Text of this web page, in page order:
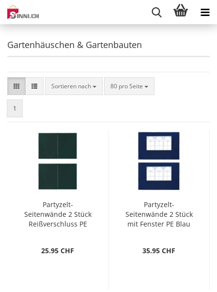
Gartenhäuschen & Gartenbauten
Sortieren nach
Sortieren nach 80 pro Seite
pro Seite
1
Partyzelt-
Seitenwände 2 Stück
Reißverschluss PE
25.95 CHF
Partyzelt-
Seitenwände 2 Stück
mit Fenster PE Blau
35.95 CHF